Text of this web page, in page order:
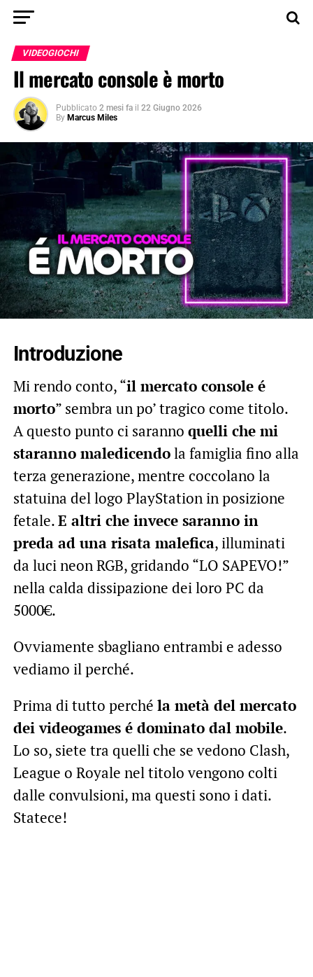
VIDEOGIOCHI
Il mercato console è morto
Pubblicato 2 mesi fa il 22 Giugno 2026
By Marcus Miles
Introduzione
Mi rendo conto, “il mercato console é
morto” sembra un po’ tragico come titolo.
A questo punto ci saranno quelli che mi
staranno maledicendola famiglia fino alla
terza generazione, mentre coccolano la
statuina del logo PlayStation in posizione
fetale.E altri che invece saranno in
preda ad una risata malefica, illuminati
da luci neon RGB, gridando “LO SAPEVO!”
nella calda dissipazione dei loro PC da
5000€.
Ovviamente sbagliano entrambi e adesso
vediamo il perché.
Prima di tutto perché la metà del mercato
dei videogames é dominato dal mobile.
Lo so, siete tra quelli che se vedono Clash,
League o Royale nel titolo vengono colti
dalle convulsioni, ma questi sono i dati.
Statece!